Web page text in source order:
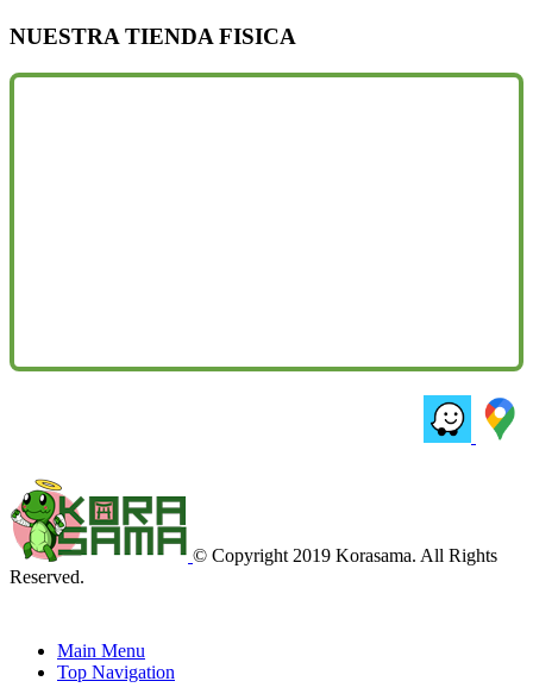
NUESTRA TIENDA FISICA
© Copyright 2019 Korasama. All Rights
Reserved.
Main Menu
Top Navigation